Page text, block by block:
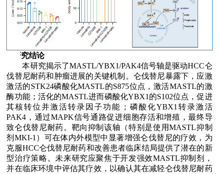
研究结论
本研究揭示了MASTL/YBX1/PAK4信号轴是驱动HCC仑
伐替尼耐药和肿瘤进展的关键机制。仑伐替尼暴露下，应激
激活的STK24磷酸化MASTL的S875位点，激活MASTL的激
酶功能；活化的MASTL进而磷酸化YBX1 的S102位点，促进
其核转位并激活转录因子功能；磷酸化YBX1 转录激活
PAK4 ，通过MAPK信号通路促进细胞存活和增殖，最终导
致仑伐替尼耐药。靶向抑制该轴（特别是使用MASTL抑制
剂 MKI-1 ）可在体内外模型中显著增强仑伐替尼的疗效，为
克服HCC仑伐替尼耐药和改善患者临床结局提供了潜在的新
型治疗策略。未来研究应聚焦于开发强效MASTL抑制剂，
并在临床环境中评估其疗效，以确认其在减轻仑伐替尼耐药